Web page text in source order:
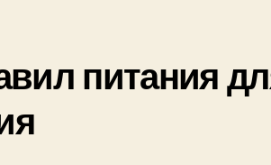
питания